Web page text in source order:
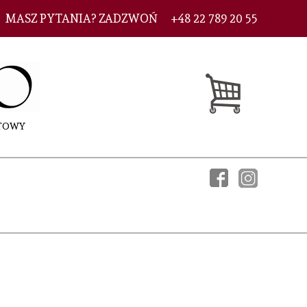
MASZ PYTANIA? ZADZWOŃ +48 22 789 20 55